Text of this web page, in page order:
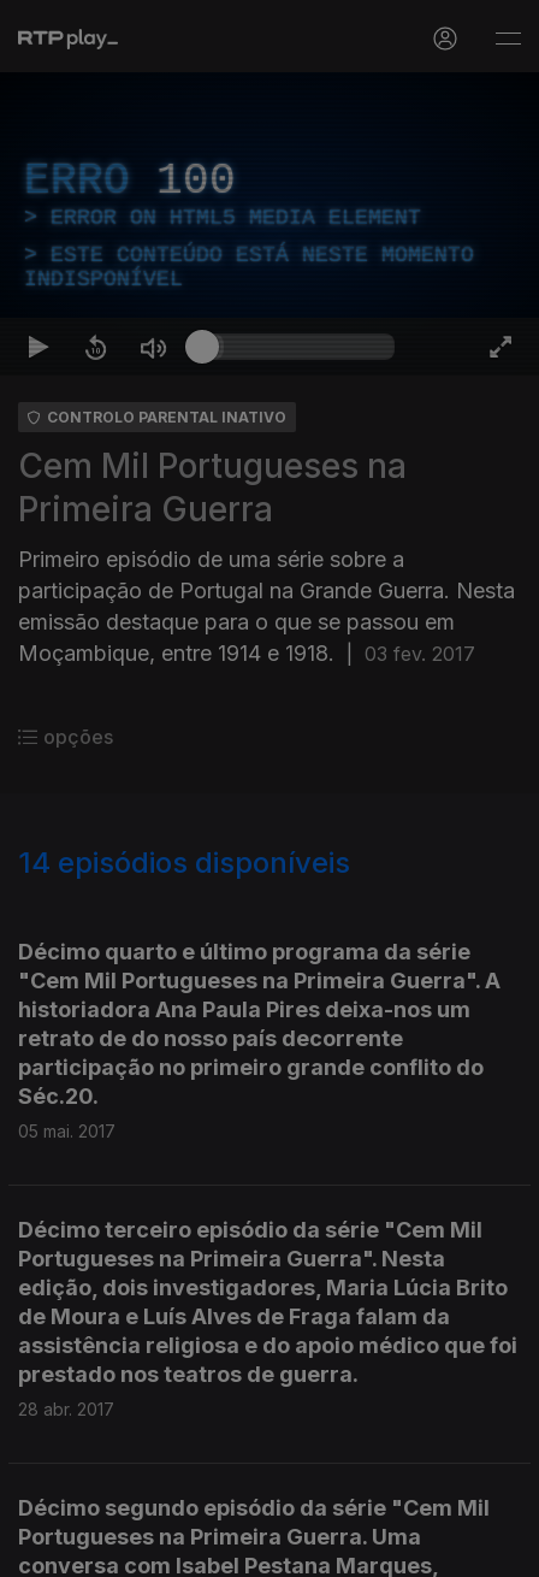
ERRO 100
ERROR ON HTML5 MEDIA ELEMENT
ESTE CONTEÚDO ESTÁ NESTE MOMENTO
INDISPONÍVEL
CONTROLO PARENTAL INATIVO
Cem Mil Portugueses na
Primeira Guerra
Primeiro episódio de uma série sobre a
participação de Portugal na Grande Guerra. Nesta
emissão destaque para o que se passou em
Moçambique, entre 1914 e 1918.
03 fev. 2017
opções
14 episódios disponíveis
Décimo quarto e último programa da série
"Cem Mil Portugueses na Primeira Guerra". A
historiadora Ana Paula Pires deixa-nos um
retrato de do nosso país decorrente
participação no primeiro grande conflito do
Séc.20.
05 mai. 2017
Décimo terceiro episódio da série "Cem Mil
Portugueses na Primeira Guerra". Nesta
edição, dois investigadores, Maria Lúcia Brito
de Moura e Luís Alves de Fraga falam da
assistência religiosa e do apoio médico que foi
prestado nos teatros de guerra.
28 abr. 2017
Décimo segundo episódio da série "Cem Mil
Portugueses na Primeira Guerra. Uma
conversa com Isabel Pestana Marques,